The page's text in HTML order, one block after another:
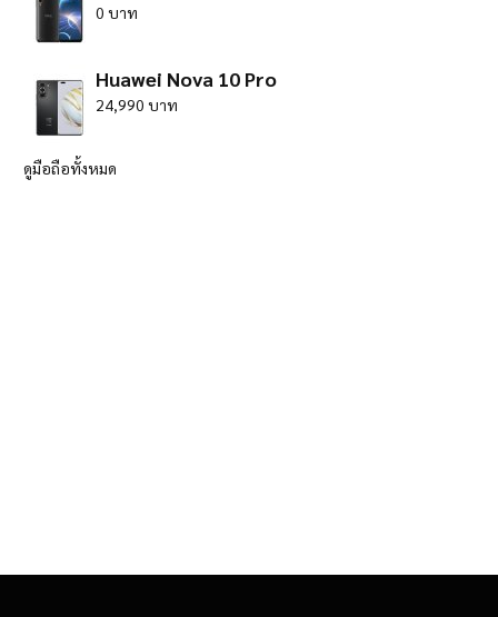
0 บาท
Huawei Nova 10 Pro
24,990 บาท
ดูมือถือทั้งหมด